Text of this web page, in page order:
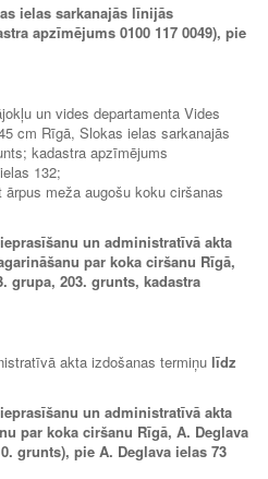
ielas sarkanajās līnijās
apzīmējums 0100 117 0049), pie
un vides departamenta Vides
cm Rīgā, Slokas ielas sarkanajās
kadastra apzīmējums
132;
meža augošu koku ciršanas
un administratīvā akta
par koka ciršanu Rīgā,
grupa, 203. grunts, kadastra
akta izdošanas termiņu līdz
un administratīvā akta
par koka ciršanu Rīgā, A. Deglava
grunts), pie A. Deglava ielas 73